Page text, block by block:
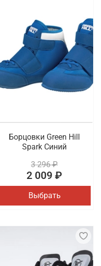
Борцовки Green Hill
Spark Синий
3 296 ₽
2 009 ₽
Выбрать